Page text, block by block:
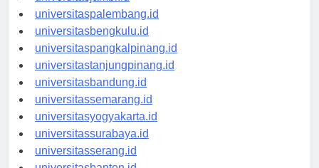
universitasjambi.id
universitaspalembang.id
universitasbengkulu.id
universitaspangkalpinang.id
universitastanjungpinang.id
universitasbandung.id
universitassemarang.id
universitasyogyakarta.id
universitassurabaya.id
universitasserang.id